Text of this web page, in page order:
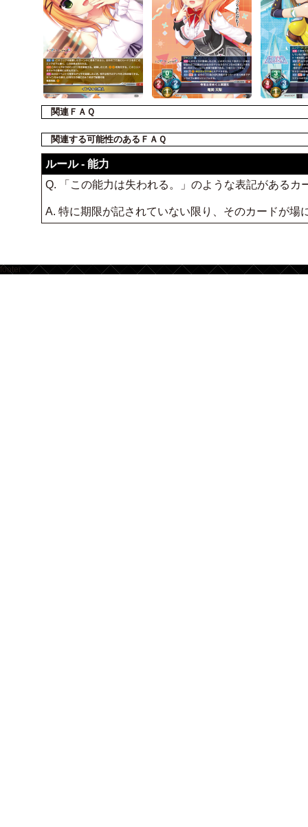
関連ＦＡＱ
関連する可能性のあるＦＡＱ
ルール - 能力
Q. 「この能力は失われる。」のような表記がある
A. 特に期限が記されていない限り、そのカードが場
footer